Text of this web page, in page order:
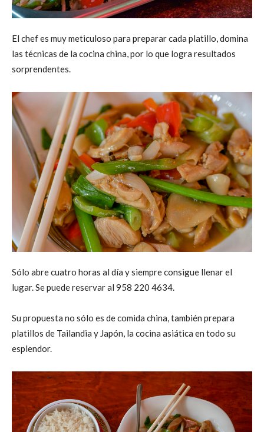
El chef es muy meticuloso para preparar cada platillo, domina
las técnicas de la cocina china, por lo que logra resultados
sorprendentes.
Sólo abre cuatro horas al día y siempre consigue llenar el
lugar. Se puede reservar al 958 220 4634.
Su propuesta no sólo es de comida china, también prepara
platillos de Tailandia y Japón, la cocina asiática en todo su
esplendor.